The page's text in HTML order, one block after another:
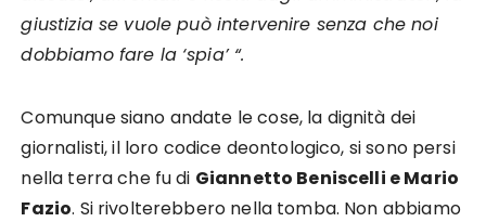
giustizia se vuole può intervenire senza che noi
dobbiamo fare la ‘spia’ “.
Comunque siano andate le cose, la dignità dei
giornalisti, il loro codice deontologico, si sono persi
nella terra che fu di Giannetto Beniscelli e Mario
Fazio. Si rivolterebbero nella tomba. Non abbiamo